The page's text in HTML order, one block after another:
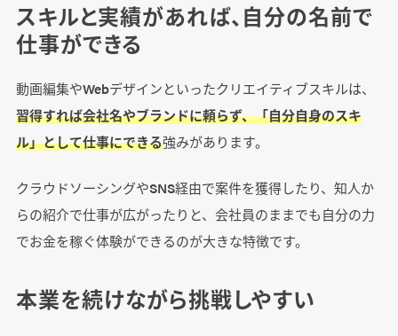
基礎的なクリエイティブスキルを習得する
ポートフォリオを制作する
クラウドソーシングなどで初案件を獲得する
まとめ
スキルと実績があれば、自分の名前で
仕事ができる
動画編集やWebデザインといったクリエイティブスキルは、
習得すれば会社名やブランドに頼らず、「自分自身のスキ
ル」として仕事にできる強みがあります。
クラウドソーシングやSNS経由で案件を獲得したり、知人か
らの紹介で仕事が広がったりと、会社員のままでも自分の力
でお金を稼ぐ体験ができるのが大きな特徴です。
本業を続けながら挑戦しやすい